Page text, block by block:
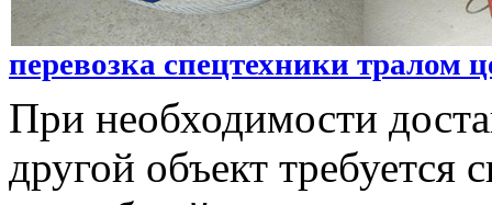
перевозка спецтехники тралом
При необходимости
другой объект требуется